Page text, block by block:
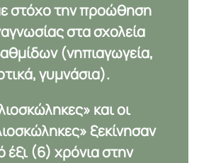
στόχο την προώθηση
στα σχολεία
(νηπιαγωγεία,
γυμνάσια).
και οι
ξεκίνησαν
έξι (6) χρόνια στην